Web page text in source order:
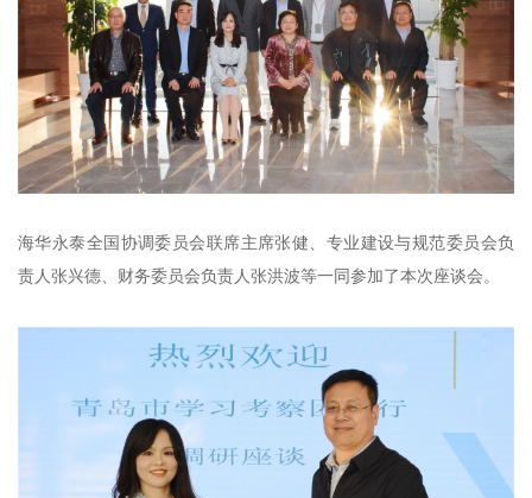
海华永泰全国协调委员会联席主席张健、专业建设与规范委员会负
责人张兴德、财务委员会负责人张洪波等一同参加了本次座谈会。